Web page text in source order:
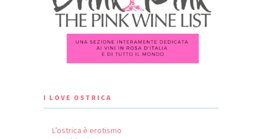
I LOVE OSTRICA
L’ostrica è erotismo